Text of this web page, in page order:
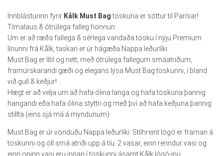
Innblásturinn fyrir Kålk Must Bagtöskuna er sóttur til Parísar!
Tímalaus & ótrúlega falleg hönnun.
Um er að ræða fallega & sérlega vandaða tösku í nýju Premium
línunni frá Kålk, taskan er úr hágæða Nappa leðurlíki.
Must Bag er lítil og nett, með ótrúlega fallegum smáatriðum,
framúrskarandi gæði og elegans lýsa Must Bag töskunni, í bland
við gull & keðjur!
Hægt er að velja um að hafa ólina langa og hafa töskuna þannig
hangandi eða hafa ólina styttri og með því að hafa keðjuna þannig
stillta (eins sjá má á myndunum)
Must Bag er úr vönduðu Nappa leðurlíki. Stílhreint lógó er framan á
töskunni og öll smá atriði upp á tíu. 2 vasar, einn renndur vasi og
einn opinn vasi eru innan í töskunni ásamt Kålk lógó-inu.